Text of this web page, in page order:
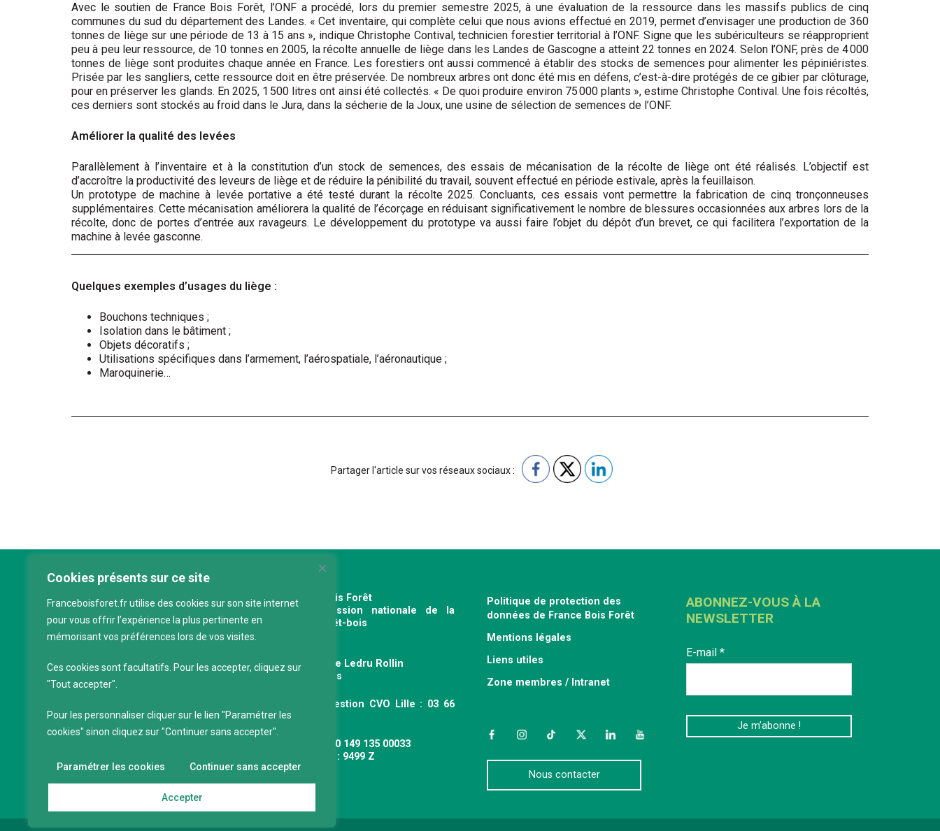
Cookies présents sur ce site
Franceboisforet.fr utilise des cookies sur son site internet
pour vous offrir l’expérience la plus pertinente en
mémorisant vos préférences lors de vos visites.
Ces cookies sont facultatifs. Pour les accepter, cliquez sur
"Tout accepter".
Pour les personnaliser cliquer sur le lien "Paramétrer les
cookies" sinon cliquez sur "Continuer sans accepter".
Paramétrer les cookies Continuer sans accepter
Accepter
Avec le soutien de France Bois Forêt, l’ONF a procédé, lors du premier semestre 2025, à une évaluation de la ressource dans les massifs publics de cinq
communes du sud du département des Landes. « Cet inventaire, qui complète celui que nous avions effectué en 2019, permet d’envisager une production de 360
tonnes de liège sur une période de 13 à 15 ans », indique Christophe Contival, technicien forestier territorial à l’ONF. Signe que les subériculteurs se réapproprient
peu à peu leur ressource, de 10 tonnes en 2005, la récolte annuelle de liège dans les Landes de Gascogne a atteint 22 tonnes en 2024. Selon l’ONF, près de 4 000
tonnes de liège sont produites chaque année en France. Les forestiers ont aussi commencé à établir des stocks de semences pour alimenter les pépiniéristes.
Prisée par les sangliers, cette ressource doit en être préservée. De nombreux arbres ont donc été mis en défens, c’est-à-dire protégés de ce gibier par clôturage,
pour en préserver les glands. En 2025, 1 500 litres ont ainsi été collectés. « De quoi produire environ 75 000 plants », estime Christophe Contival. Une fois récoltés,
ces derniers sont stockés au froid dans le Jura, dans la sécherie de la Joux, une usine de sélection de semences de l’ONF.
Améliorer la qualité des levées
Parallèlement à l’inventaire et à la consti­tution d’un stock de semences, des essais de mécanisation de la récolte de liège ont été réalisés. L’objectif est
d’accroître la productivité des leveurs de liège et de réduire la pénibilité du travail, souvent effectué en période estivale, après la feuillaison.
Un prototype de machine à levée portative a été testé durant la récolte 2025. Concluants, ces essais vont permettre la fabrication de cinq tronçonneuses
supplémentaires. Cette mécanisation améliorera la qualité de l’écorçage en réduisant significativement le nombre de blessures occasionnées aux arbres lors de la
récolte, donc de portes d’entrée aux ravageurs. Le développement du prototype va aussi faire l’objet du dépôt d’un brevet, ce qui facilitera l’exportation de la
machine à levée gasconne.
Quelques exemples d’usages du liège :
Bouchons techniques ;
Isolation dans le bâtiment ;
Objets décoratifs ;
Utilisations spécifiques dans l’armement, l’aérospatiale, l’aéronautique ;
Maroquinerie…
Partager l'article sur vos réseaux sociaux :
France Bois Forêt
Interprofession nationale de la
filière forêt-bois
120 avenue Ledru Rollin
75011 Paris
Service gestion CVO Lille : 03 66
88 39 63
SIRET : 490 149 135 00033
Code APE : 9499 Z
Politique de protection des
données de France Bois Forêt
Mentions légales
Liens utiles
Zone membres / Intranet
FacebookInstagramTikTokTwitterLinkedInYouTube
Nous contacter
ABONNEZ-VOUS À LA
NEWSLETTER
E-mail *